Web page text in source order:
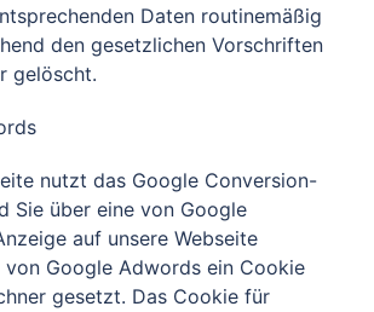
Daten routinemäßig
den gesetzlichen Vorschriften
gelöscht.
nutzt das Google Conversion-
Sie über eine von Google
auf unsere Webseite
Google Adwords ein Cookie
gesetzt. Das Cookie für